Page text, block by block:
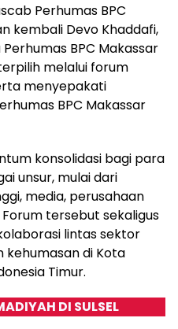
Perhumas BPC
kembali Devo Khaddafi,
Perhumas BPC Makassar
melalui forum
menyepakati
BPC Makassar
konsolidasi bagi para
unsur, mulai dari
media, perusahaan
tersebut sekaligus
lintas sektor
di Kota
Timur.
DI SULSEL